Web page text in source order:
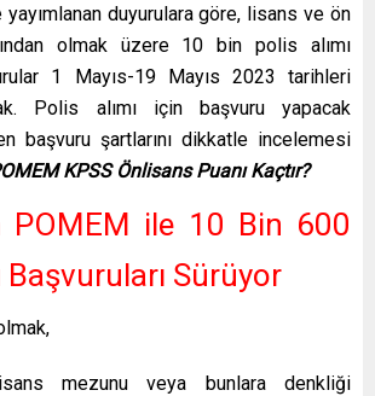
yayımlanan duyurulara göre, lisans ve ön
olmak üzere 10 bin polis alımı
1 Mayıs-19 Mayıs 2023 tarihleri
Polis alımı için başvuru yapacak
başvuru şartlarını dikkatle incelemesi
KPSS Önlisans Puanı Kaçtır?
POMEM ile 10 Bin 600
Başvuruları Sürüyor
mezunu veya bunlara denkliği